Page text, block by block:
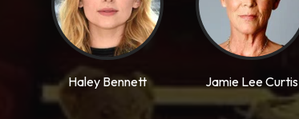
Haley Bennett Jamie Lee Curtis